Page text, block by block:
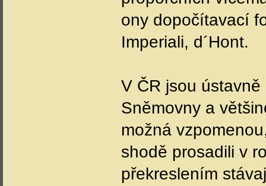
ony dopočítavací
Imperiali, d´Hont.
V ČR jsou
Sněmovny a
možná
shodě prosadili v
překreslením